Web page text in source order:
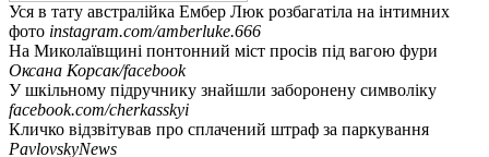
Уся в тату австралійка Ембер Люк розбагатіла на інтимних
фото instagram.com/amberluke.666
На Миколаївщині понтонний міст просів під вагою фури
Оксана Корсак/facebook
У шкільному підручнику знайшли заборонену символіку
facebook.com/cherkasskyi
Кличко відзвітував про сплачений штраф за паркування
PavlovskyNews